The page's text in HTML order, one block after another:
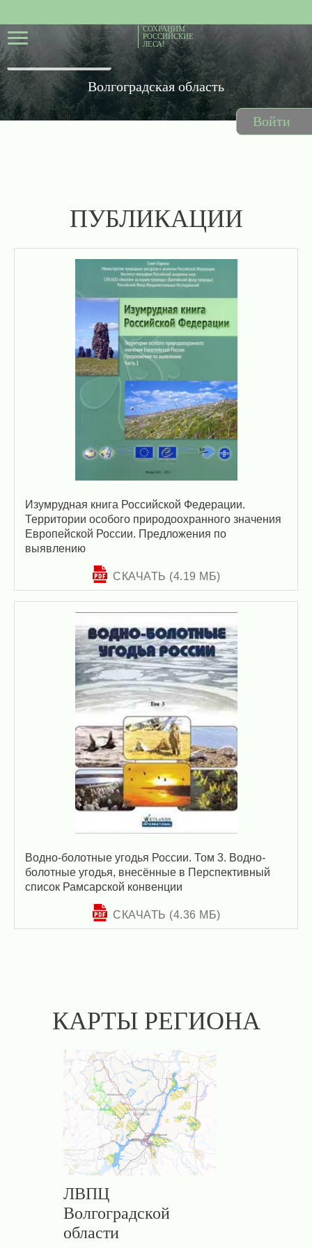
Волгоградская область
ПУБЛИКАЦИИ
Изумрудная книга Российской Федерации.
Территории особого природоохранного значения
Европейской России. Предложения по
выявлению
СКАЧАТЬ (4.19 МБ)
Водно-болотные угодья России. Том 3. Водно-
болотные угодья, внесённые в Перспективный
список Рамсарской конвенции
СКАЧАТЬ (4.36 МБ)
КАРТЫ РЕГИОНА
ЛВПЦ
Волгоградской
области
Войти
СОХРАНИМ
РОССИЙСКИЕ
ЛЕСА!